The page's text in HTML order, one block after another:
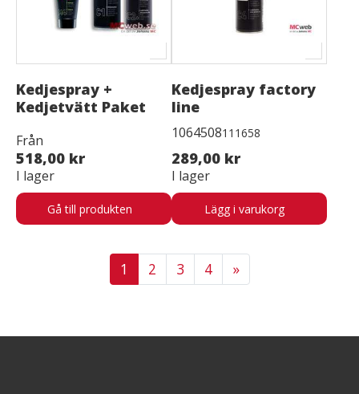
Kedjespray +
Kedjetvätt Paket
Från
518,00 kr
I lager
Gå till produkten
Kedjespray factory
line
1064508111658
289,00 kr
I lager
Lägg i varukorg
1 2 3 4 »